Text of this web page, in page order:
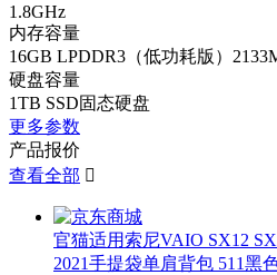
1.8GHz
内存容量
16GB LPDDR3（低功耗版）
硬盘容量
1TB SSD固态硬盘
更多参数
产品报价
查看全部 
官猫适用索尼VAIO SX12
2021手提袋单肩背包 511黑